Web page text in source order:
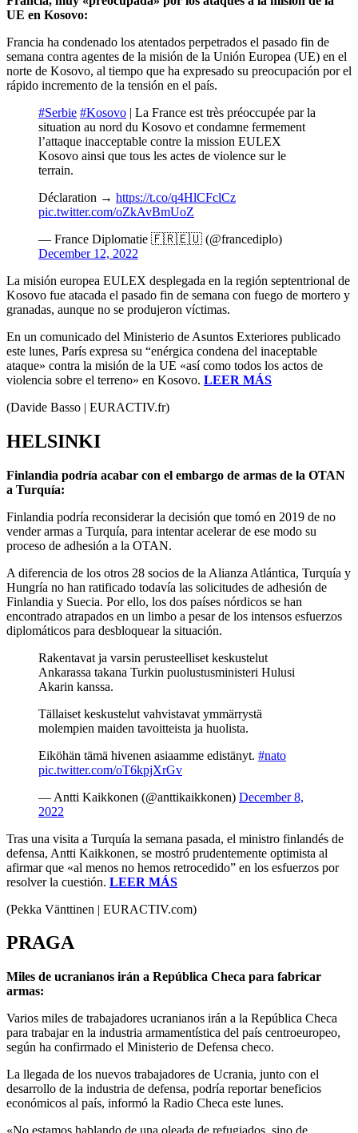
UE en Kosovo:
Francia ha condenado los atentados perpetrados el pasado fin de
semana contra agentes de la misión de la Unión Europea (UE) en el
norte de Kosovo, al tiempo que ha expresado su preocupación por el
rápido incremento de la tensión en el país.
#Serbie #Kosovo | La France est très préoccupée par la
situation au nord du Kosovo et condamne fermement
l’attaque inacceptable contre la mission EULEX
Kosovo ainsi que tous les actes de violence sur le
terrain.
Déclaration → https://t.co/q4HlCFclCz
pic.twitter.com/oZkAvBmUoZ
— France Diplomatie 🇫🇷🇪🇺 (@francediplo)
December 12, 2022
La misión europea EULEX desplegada en la región septentrional de
Kosovo fue atacada el pasado fin de semana con fuego de mortero y
granadas, aunque no se produjeron víctimas.
En un comunicado del Ministerio de Asuntos Exteriores publicado
este lunes, París expresa su “enérgica condena del inaceptable
ataque» contra la misión de la UE «así como todos los actos de
violencia sobre el terreno» en Kosovo. LEER MÁS
(Davide Basso | EURACTIV.fr)
HELSINKI
Finlandia podría acabar con el embargo de armas de la OTAN
a Turquía:
Finlandia podría reconsiderar la decisión que tomó en 2019 de no
vender armas a Turquía, para intentar acelerar de ese modo su
proceso de adhesión a la OTAN.
A diferencia de los otros 28 socios de la Alianza Atlántica, Turquía y
Hungría no han ratificado todavía las solicitudes de adhesión de
Finlandia y Suecia. Por ello, los dos países nórdicos se han
encontrado atrapados en un limbo a pesar de los intensos esfuerzos
diplomáticos para desbloquear la situación.
Rakentavat ja varsin perusteelliset keskustelut
Ankarassa takana Turkin puolustusministeri Hulusi
Akarin kanssa.
Tällaiset keskustelut vahvistavat ymmärrystä
molempien maiden tavoitteista ja huolista.
Eiköhän tämä hivenen asiaamme edistänyt. #nato
pic.twitter.com/oT6kpjXrGv
— Antti Kaikkonen (@anttikaikkonen) December 8,
2022
Tras una visita a Turquía la semana pasada, el ministro finlandés de
defensa, Antti Kaikkonen, se mostró prudentemente optimista al
afirmar que «al menos no hemos retrocedido” en los esfuerzos por
resolver la cuestión. LEER MÁS
(Pekka Vänttinen | EURACTIV.com)
PRAGA
Miles de ucranianos irán a República Checa para fabricar
armas:
Varios miles de trabajadores ucranianos irán a la República Checa
para trabajar en la industria armamentística del país centroeuropeo,
según ha confirmado el Ministerio de Defensa checo.
La llegada de los nuevos trabajadores de Ucrania, junto con el
desarrollo de la industria de defensa, podría reportar beneficios
económicos al país, informó la Radio Checa este lunes.